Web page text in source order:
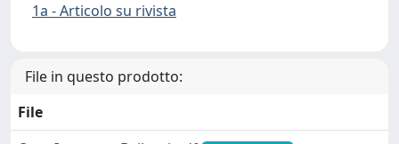
1a - Articolo su rivista
File in questo prodotto:
File